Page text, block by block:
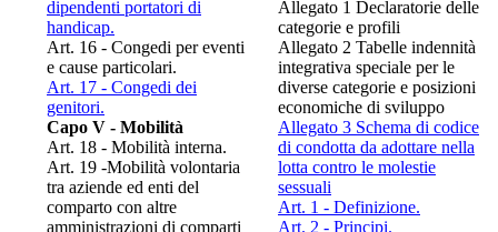
dipendenti portatori di
handicap.
Art. 16 - Congedi per eventi
e cause particolari.
Art. 17 - Congedi dei
genitori.
Capo V - Mobilità
Art. 18 - Mobilità interna.
Art. 19 -Mobilità volontaria
tra aziende ed enti del
comparto con altre
amministrazioni di comparti
Allegato 1 Declaratorie delle
categorie e profili
Allegato 2 Tabelle indennità
integrativa speciale per le
diverse categorie e posizioni
economiche di sviluppo
Allegato 3 Schema di codice
di condotta da adottare nella
lotta contro le molestie
sessuali
Art. 1 - Definizione.
Art. 2 - Principi.